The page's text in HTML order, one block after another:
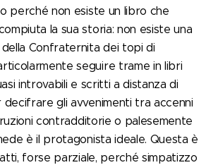
perché non esiste un libro che
la sua storia: non esiste una
della Confraternita dei topi di
seguire trame in libri
introvabili e scritti a distanza di
decifrare gli avvenimenti tra accenni
contradditorie o palesemente
è il protagonista ideale. Questa è
forse parziale, perché simpatizzo